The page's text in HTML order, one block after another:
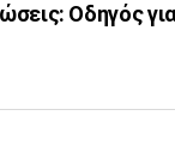
Οδηγός